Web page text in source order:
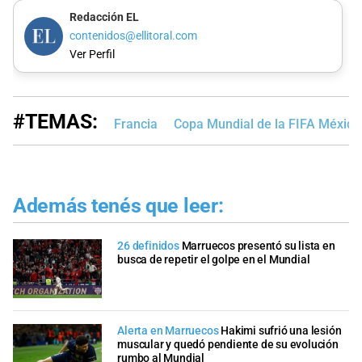
Redacción EL
contenidos@ellitoral.com
Ver Perfil
#TEMAS: Francia Copa Mundial de la FIFA
Además tenés que leer:
26 definidos Marruecos presentó su lista en
busca de repetir el golpe en el Mundial
Alerta en Marruecos Hakimi sufrió una lesión
muscular y quedó pendiente de su evolución
rumbo al Mundial